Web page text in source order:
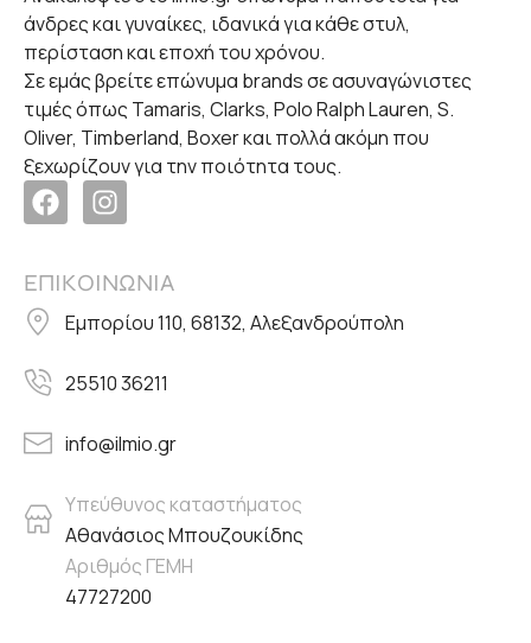
άνδρες και γυναίκες, ιδανικά για κάθε στυλ,
περίσταση και εποχή του χρόνου.
Σε εμάς βρείτε επώνυμα brands σε ασυναγώνιστες
τιμές όπως Tamaris, Clarks, Polo Ralph Lauren, S.
Oliver, Timberland, Boxer και πολλά ακόμη που
ξεχωρίζουν για την ποιότητα τους.
ΕΠΙΚΟΙΝΩΝΙΑ
Εμπορίου 110, 68132, Αλεξανδρούπολη
25510 36211
info@ilmio.gr
Υπεύθυνος καταστήματος
Αθανάσιος Μπουζουκίδης
Αριθμός ΓΕΜΗ
47727200